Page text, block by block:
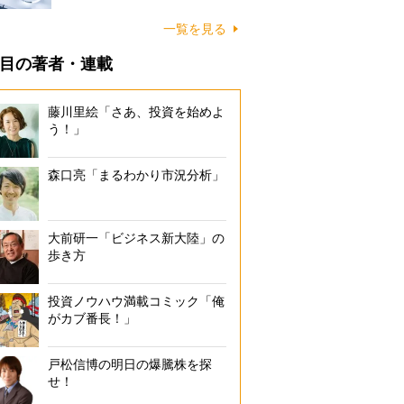
一覧を見る
の著者・連載
藤川里絵「さあ、投資を始めよ
う！」
森口亮「まるわかり市況分析」
大前研一「ビジネス新大陸」の
歩き方
投資ノウハウ満載コミック「俺
がカブ番長！」
戸松信博の明日の爆騰株を探
せ！